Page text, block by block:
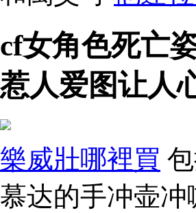
cf女角色死亡
惹人爱图让人
樂威壯哪裡買
慕达的手冲壶